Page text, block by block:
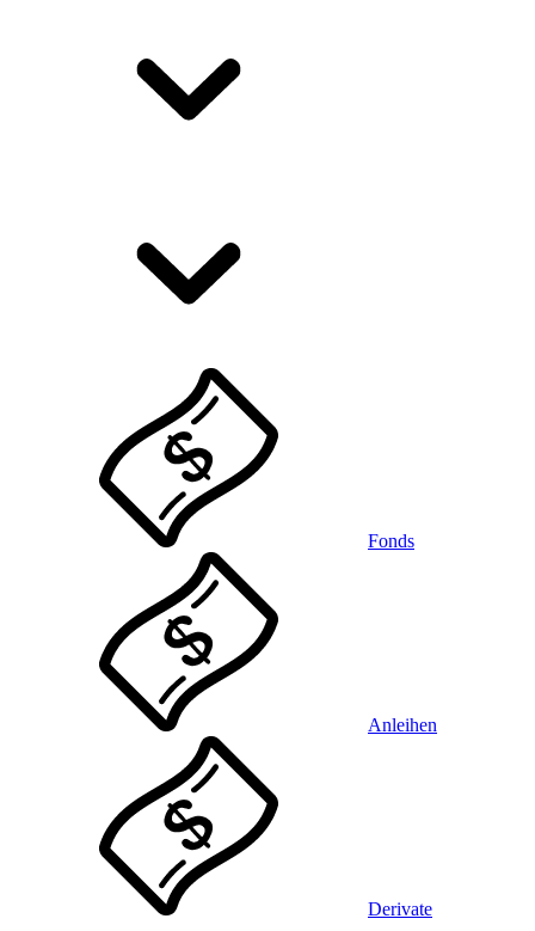
Fonds
Anleihen
Derivate